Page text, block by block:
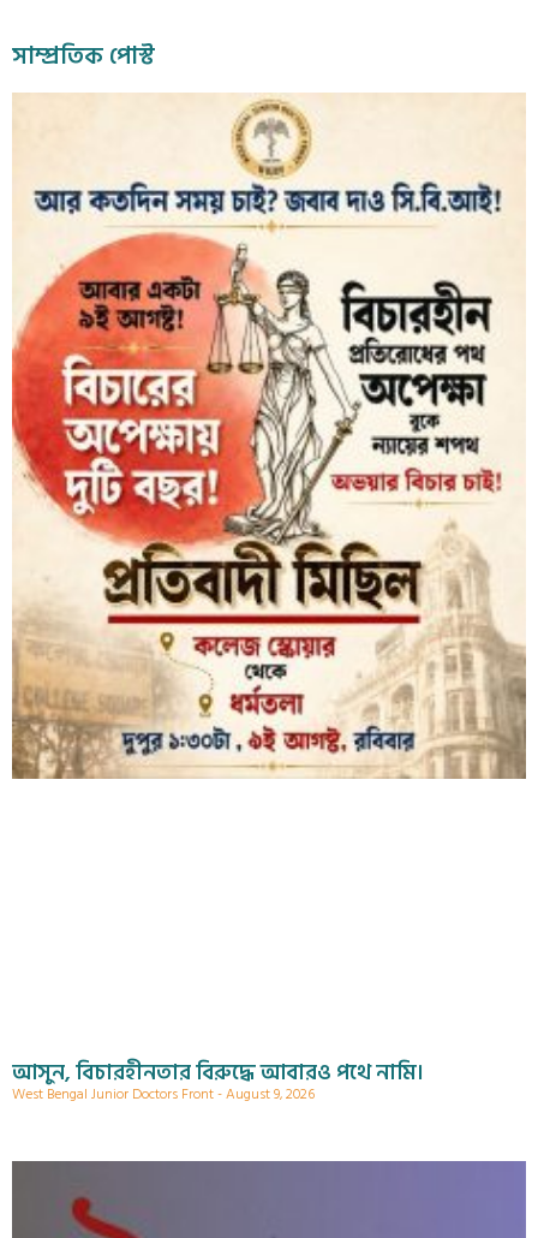
সাম্প্রতিক পোস্ট
আসুন, বিচারহীনতার বিরুদ্ধে আবারও পথে নামি।
West Bengal Junior Doctors Front August 9, 2026